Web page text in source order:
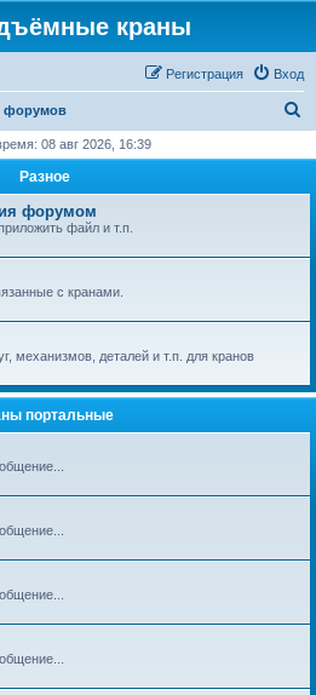
краны
Вход
Регистрация
форумов
с
08 авг 2026, 16:39
Разное
форумом
файл и т.п.
с кранами.
механизмов, деталей и т.п. для кранов
портальные